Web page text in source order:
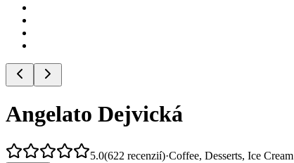
Angelato Dejvická
5.0(622 recenzií)·Coffee, Desserts, Ice Cream